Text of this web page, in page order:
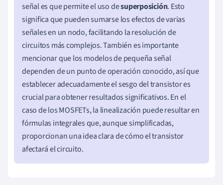
señal es que permite el uso desuperposición. Esto
significa que pueden sumarse los efectos de varias
señales en un nodo, facilitando la resolución de
circuitos más complejos. También es importante
mencionar que los modelos de pequeña señal
dependen de un punto de operación conocido, así que
establecer adecuadamente el sesgo del transistor es
crucial para obtener resultados significativos. En el
caso de los MOSFETs, la linealización puede resultar en
fórmulas integrales que, aunque simplificadas,
proporcionan una idea clara de cómo el transistor
afectará el circuito.